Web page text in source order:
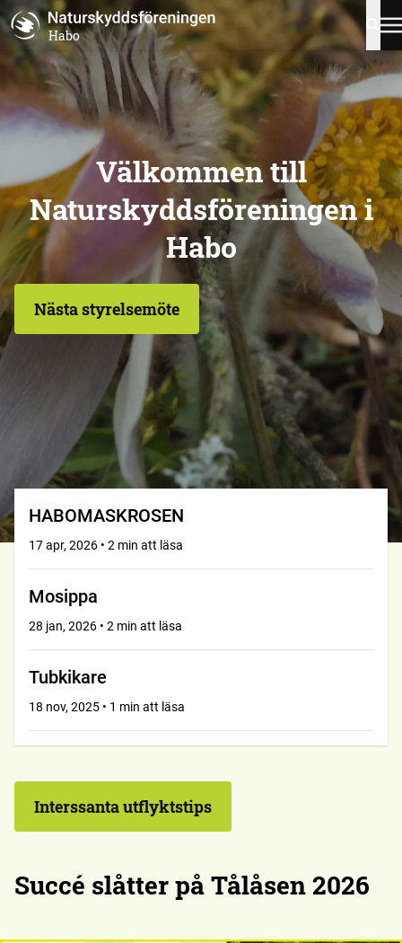
Habo
Välkommen till
Naturskyddsföreningen i
Habo
Nästa styrelsemöte
HABOMASKROSEN
17 apr, 2026 • 2 min att läsa
Mosippa
28 jan, 2026 • 2 min att läsa
Tubkikare
18 nov, 2025 • 1 min att läsa
Interssanta utflyktstips
Succé slåtter på Tålåsen 2026